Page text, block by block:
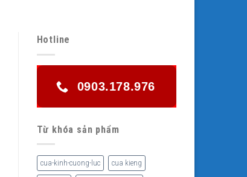
Hotline
0903.178.976
Từ khóa sản phẩm
cua-kinh-cuong-luc cua kieng